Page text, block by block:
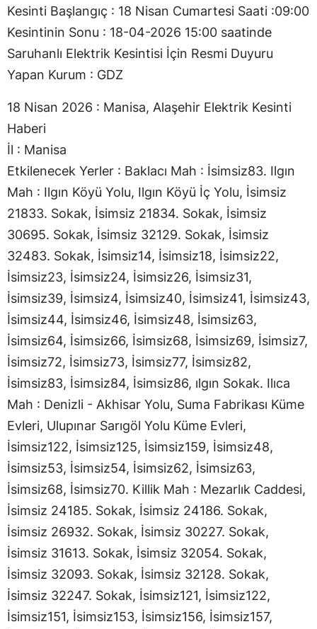
Kesinti Başlangıç : 18 Nisan Cumartesi Saati :09:00
Kesintinin Sonu : 18-04-2026 15:00 saatinde
Saruhanlı Elektrik Kesintisi İçin Resmi Duyuru
Yapan Kurum : GDZ
18 Nisan 2026 : Manisa, Alaşehir Elektrik Kesinti
Haberi
İl : Manisa
Etkilenecek Yerler : Baklacı Mah : İsimsiz83. Ilgın
Mah : Ilgın Köyü Yolu, Ilgın Köyü İç Yolu, İsimsiz
21833. Sokak, İsimsiz 21834. Sokak, İsimsiz
30695. Sokak, İsimsiz 32129. Sokak, İsimsiz
32483. Sokak, İsimsiz14, İsimsiz18, İsimsiz22,
İsimsiz23, İsimsiz24, İsimsiz26, İsimsiz31,
İsimsiz39, İsimsiz4, İsimsiz40, İsimsiz41, İsimsiz43,
İsimsiz44, İsimsiz46, İsimsiz48, İsimsiz63,
İsimsiz64, İsimsiz66, İsimsiz68, İsimsiz69, İsimsiz7,
İsimsiz72, İsimsiz73, İsimsiz77, İsimsiz82,
İsimsiz83, İsimsiz84, İsimsiz86, ılgın Sokak. Ilıca
Mah : Denizli - Akhisar Yolu, Suma Fabrikası Küme
Evleri, Ulupınar Sarıgöl Yolu Küme Evleri,
İsimsiz122, İsimsiz125, İsimsiz159, İsimsiz48,
İsimsiz53, İsimsiz54, İsimsiz62, İsimsiz63,
İsimsiz68, İsimsiz70. Killik Mah : Mezarlık Caddesi,
İsimsiz 24185. Sokak, İsimsiz 24186. Sokak,
İsimsiz 26932. Sokak, İsimsiz 30227. Sokak,
İsimsiz 31613. Sokak, İsimsiz 32054. Sokak,
İsimsiz 32093. Sokak, İsimsiz 32128. Sokak,
İsimsiz 32247. Sokak, İsimsiz121, İsimsiz122,
İsimsiz151, İsimsiz153, İsimsiz156, İsimsiz157,